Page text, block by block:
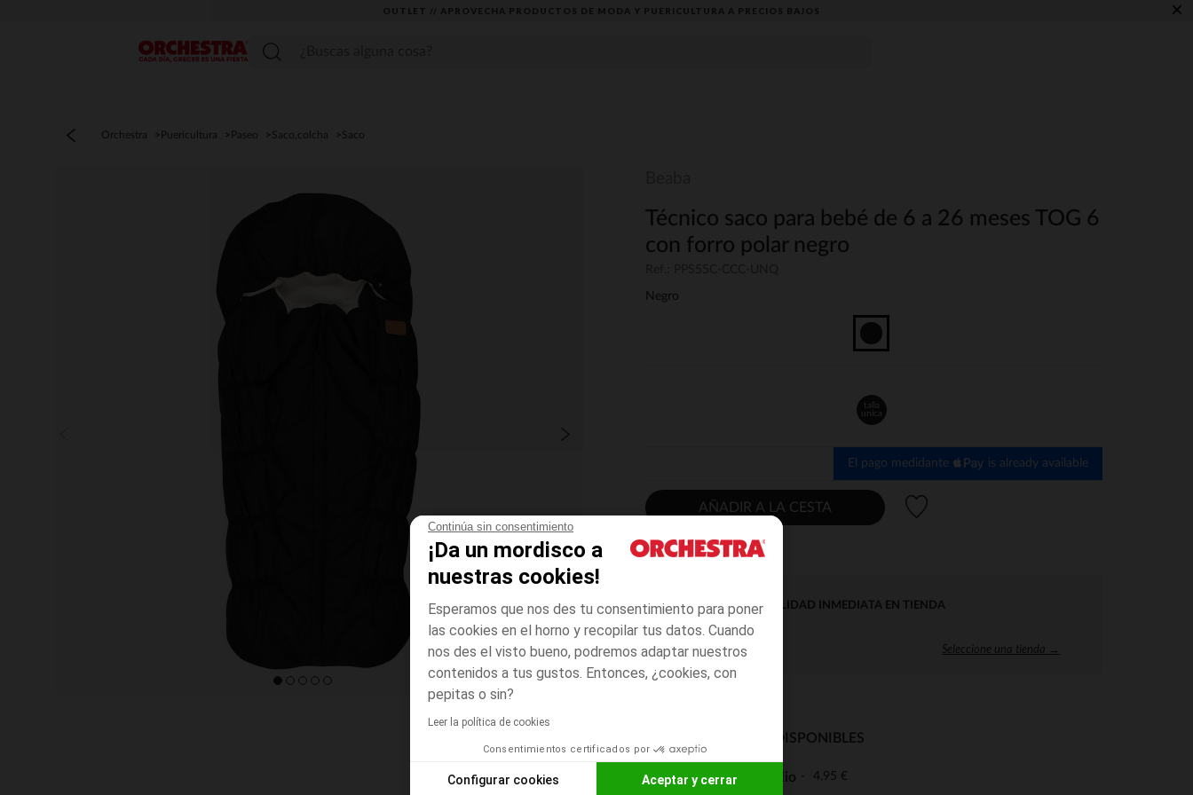
Continúa sin consentimiento
¡Da un mordisco a
nuestras cookies!
Esperamos que nos des tu consentimiento para poner
las cookies en el horno y recopilar tus datos. Cuando
nos des el visto bueno, podremos adaptar nuestros
contenidos a tus gustos. Entonces, ¿cookies, con
pepitas o sin?
Leer la política de cookies
Consentimientos certificados por
Configurar cookies Aceptar y cerrar
OUTLET // APROVECHA PRODUCTOS DE MODA Y PUERICULTURA A PRECIOS BAJOS ×
Menú
Orchestra Puericultura Paseo Saco,colcha Saco
Técnico saco para bebé de 6 a 26 meses TOG 6
con forro polar negro
Negro
talla
unica
El pago medidante is already available
AÑADIR A LA CESTA
DISPONIBILIDAD INMEDIATA EN TIENDA
Seleccione una tienda →
MODOS DE ENVÍO DISPONIBLES
Entrega a domicilio 4,95 €